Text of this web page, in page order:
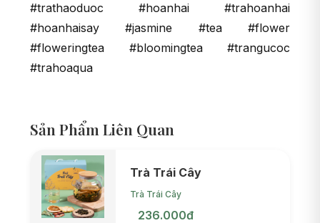
#trathaoduoc #hoanhai #trahoanhai
#hoanhaisay #jasmine #tea #flower
#floweringtea #bloomingtea #trangucoc
#trahoaqua
Sản Phẩm Liên Quan
Trà Trái Cây
Trà Trái Cây
236.000đ